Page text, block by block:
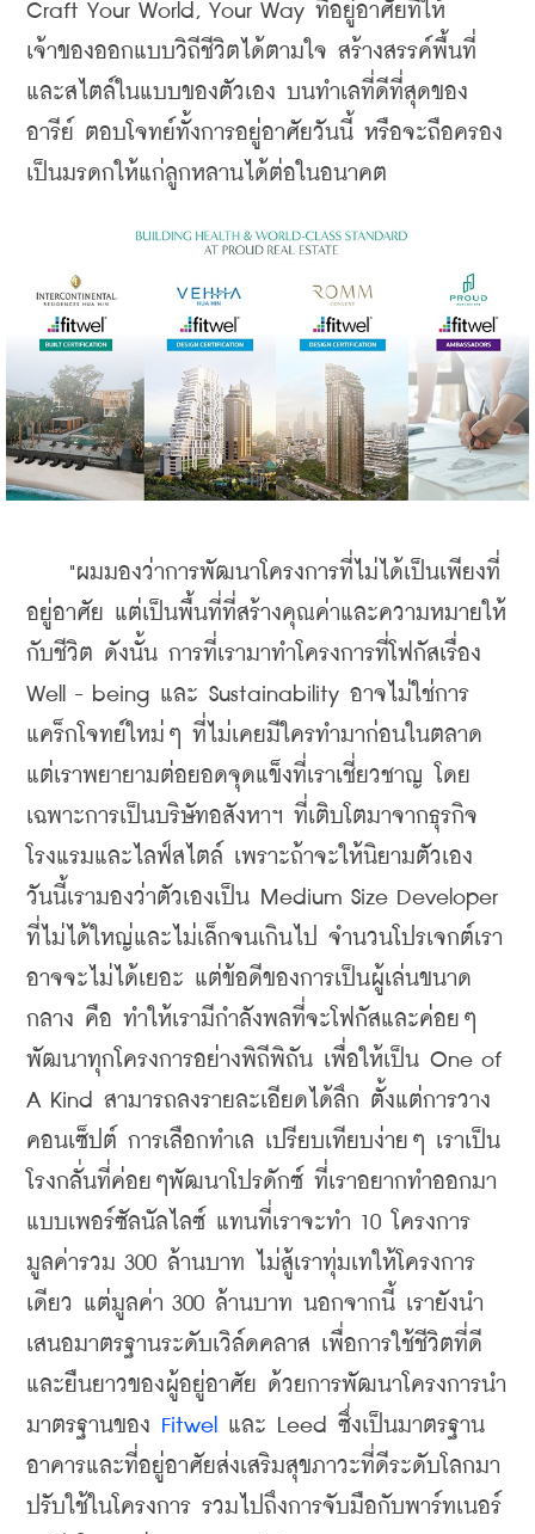
Craft Your World, Your Way ที่อยู่อาศัยที่ให้
เจ้าของออกแบบวิถีชีวิตได้ตามใจ สร้างสรรค์พื้นที่
และสไตล์ในแบบของตัวเอง บนทำเลที่ดีที่สุดของ
อารีย์ ตอบโจทย์ทั้งการอยู่อาศัยวันนี้ หรือจะถือครอง
เป็นมรดกให้แก่ลูกหลานได้ต่อในอนาคต
"ผมมองว่าการพัฒนาโครงการที่ไม่ได้เป็นเพียงที่
อยู่อาศัย แต่เป็นพื้นที่ที่สร้างคุณค่าและความหมายให้
กับชีวิต ดังนั้น การที่เรามาทำโครงการที่โฟกัสเรื่อง
Well - being และ Sustainability อาจไม่ใช่การ
แคร็กโจทย์ใหม่ๆ ที่ไม่เคยมีใครทำมาก่อนในตลาด
แต่เราพยายามต่อยอดจุดแข็งที่เราเชี่ยวชาญ โดย
เฉพาะการเป็นบริษัทอสังหาฯ ที่เติบโตมาจากธุรกิจ
โรงแรมและไลฟ์สไตล์ เพราะถ้าจะให้นิยามตัวเอง
วันนี้เรามองว่าตัวเองเป็น Medium Size Developer
ที่ไม่ได้ใหญ่และไม่เล็กจนเกินไป จำนวนโปรเจกต์เรา
อาจจะไม่ได้เยอะ แต่ข้อดีของการเป็นผู้เล่นขนาด
กลาง คือ ทำให้เรามีกำลังพลที่จะโฟกัสและค่อยๆ
พัฒนาทุกโครงการอย่างพิถีพิถัน เพื่อให้เป็น One of
A Kind สามารถลงรายละเอียดได้ลึก ตั้งแต่การวาง
คอนเซ็ปต์ การเลือกทำเล เปรียบเทียบง่ายๆ เราเป็น
โรงกลั่นที่ค่อยๆพัฒนาโปรดักซ์ ที่เราอยากทำออกมา
แบบเพอร์ซัลนัลไลซ์ แทนที่เราจะทำ 10 โครงการ
มูลค่ารวม 300 ล้านบาท ไม่สู้เราทุ่มเทให้โครงการ
เดียว แต่มูลค่า 300 ล้านบาท นอกจากนี้ เรายังนำ
เสนอมาตรฐานระดับเวิล์ดคลาส เพื่อการใช้ชีวิตที่ดี
และยืนยาวของผู้อยู่อาศัย ด้วยการพัฒนาโครงการนำ
มาตรฐานของ Fitwel
และ Leed ซึ่งเป็นมาตรฐาน
อาคารและที่อยู่อาศัยส่งเสริมสุขภาวะที่ดีระดับโลกมา
ปรับใช้ในโครงการ รวมไปถึงการจับมือกับพาร์ทเนอร์